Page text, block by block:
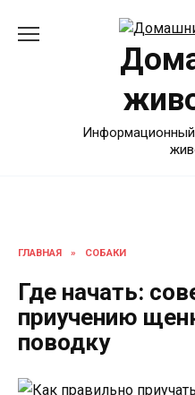
ГЛАВНАЯ » СОБАКИ
Где начать:
приучению
поводку